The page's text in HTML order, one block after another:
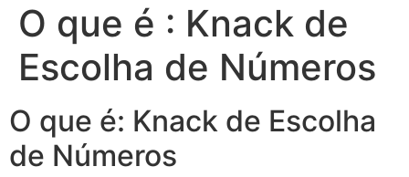
O que é : Knack de
Escolha de Números
O que é: Knack de Escolha
de Números